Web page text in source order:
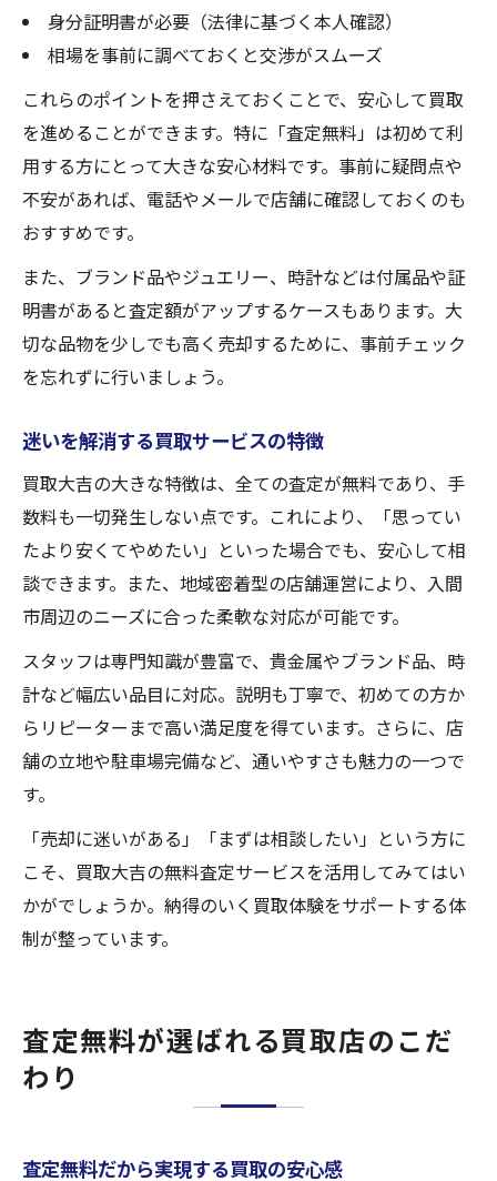
身分証明書が必要（法律に基づく本人確認）
相場を事前に調べておくと交渉がスムーズ
これらのポイントを押さえておくことで、安心して買取
を進めることができます。特に「査定無料」は初めて利
用する方にとって大きな安心材料です。事前に疑問点や
不安があれば、電話やメールで店舗に確認しておくのも
おすすめです。
また、ブランド品やジュエリー、時計などは付属品や証
明書があると査定額がアップするケースもあります。大
切な品物を少しでも高く売却するために、事前チェック
を忘れずに行いましょう。
迷いを解消する買取サービスの特徴
買取大吉の大きな特徴は、全ての査定が無料であり、手
数料も一切発生しない点です。これにより、「思ってい
たより安くてやめたい」といった場合でも、安心して相
談できます。また、地域密着型の店舗運営により、入間
市周辺のニーズに合った柔軟な対応が可能です。
スタッフは専門知識が豊富で、貴金属やブランド品、時
計など幅広い品目に対応。説明も丁寧で、初めての方か
らリピーターまで高い満足度を得ています。さらに、店
舗の立地や駐車場完備など、通いやすさも魅力の一つで
す。
「売却に迷いがある」「まずは相談したい」という方に
こそ、買取大吉の無料査定サービスを活用してみてはい
かがでしょうか。納得のいく買取体験をサポートする体
制が整っています。
査定無料が選ばれる買取店のこだ
わり
査定無料だから実現する買取の安心感